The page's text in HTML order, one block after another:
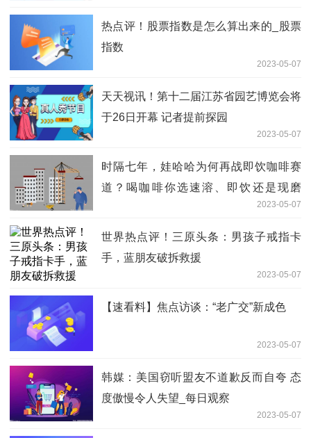
热点评！股票指数是怎么算出来的_股票
指数
2023-05-07
天天视讯！第十二届江苏省园艺博览会将
于26日开幕 记者提前探园
2023-05-07
时隔七年，娃哈哈为何再战即饮咖啡赛
道？喝咖啡你选速溶、即饮还是现磨
2023-05-07
世界热点评！三原头条：男孩子戒指卡
手，蓝朋友破拆救援
2023-05-07
【速看料】焦点访谈：“老广交”新成色
2023-05-07
韩媒：美国窃听盟友不道歉反而自夸 态
度傲慢令人失望_每日观察
2023-05-07